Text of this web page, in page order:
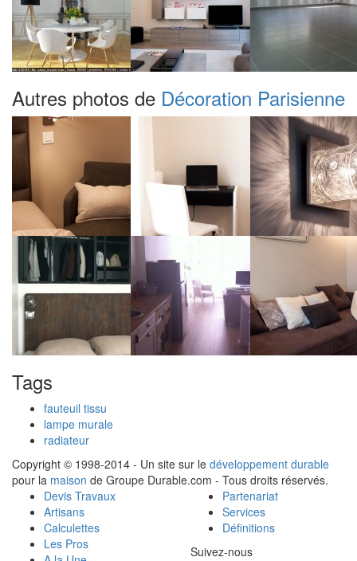
Autres photos de Décoration Parisienne
Tags
fauteuil tissu
lampe murale
radiateur
Copyright © 1998-2014 - Un site sur le développement durable
pour la maison de Groupe Durable.com - Tous droits réservés.
Devis Travaux
Artisans
Calculettes
Les Pros
Partenariat
Services
Définitions
Suivez-nous